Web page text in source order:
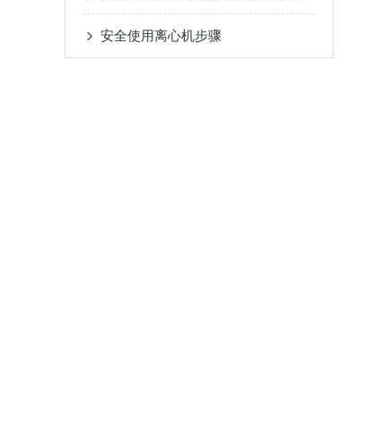
安全使用离心机步骤